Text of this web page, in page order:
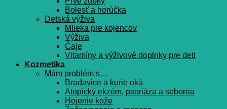
Bolesť a horúčka
Detská výživa
Mlieka pre kojencov
Výživa
Čaje
Vitamíny a výživové doplnky pre deti
Kozmetika
Mám problém s…
Bradavice a kurie oká
Atopický ekzém, psoriáza a seborea
Hojenie kože